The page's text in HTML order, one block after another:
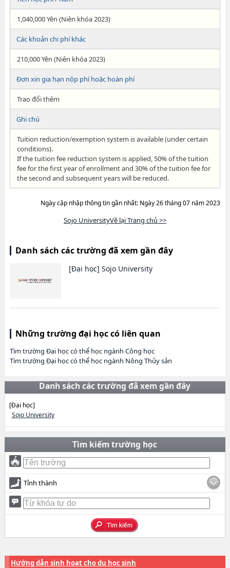
1,040,000 Yên (Niên khóa 2023)
Các khoản chi phí khác
210,000 Yên (Niên khóa 2023)
Đơn xin gia hạn nộp phí hoặc hoàn phí
Trao đổi thêm
Ghi chú
Tuition reduction/exemption system is available (under certain
conditions).
If the tuition fee reduction system is applied, 50% of the tuition
fee for the first year of enrollment and 30% of the tuition fee for
the second and subsequent years will be reduced.
Ngày cập nhập thông tin gần nhất: Ngày 26 tháng 07 năm 2023
Sojo UniversityVề lại Trang chủ >>
Danh sách các trường đã xem gần đây
[Đại học] Sojo University
Những trường đại học có liên quan
Tìm trường Đại học có thể học ngành Công học
Tìm trường Đại học có thể học ngành Nông Thủy sản
Danh sách các trường đã xem gần đây
[Đại học]
Sojo University
Tìm kiếm trường học
Tỉnh thành
Hướng dẫn sinh hoạt cho du học sinh